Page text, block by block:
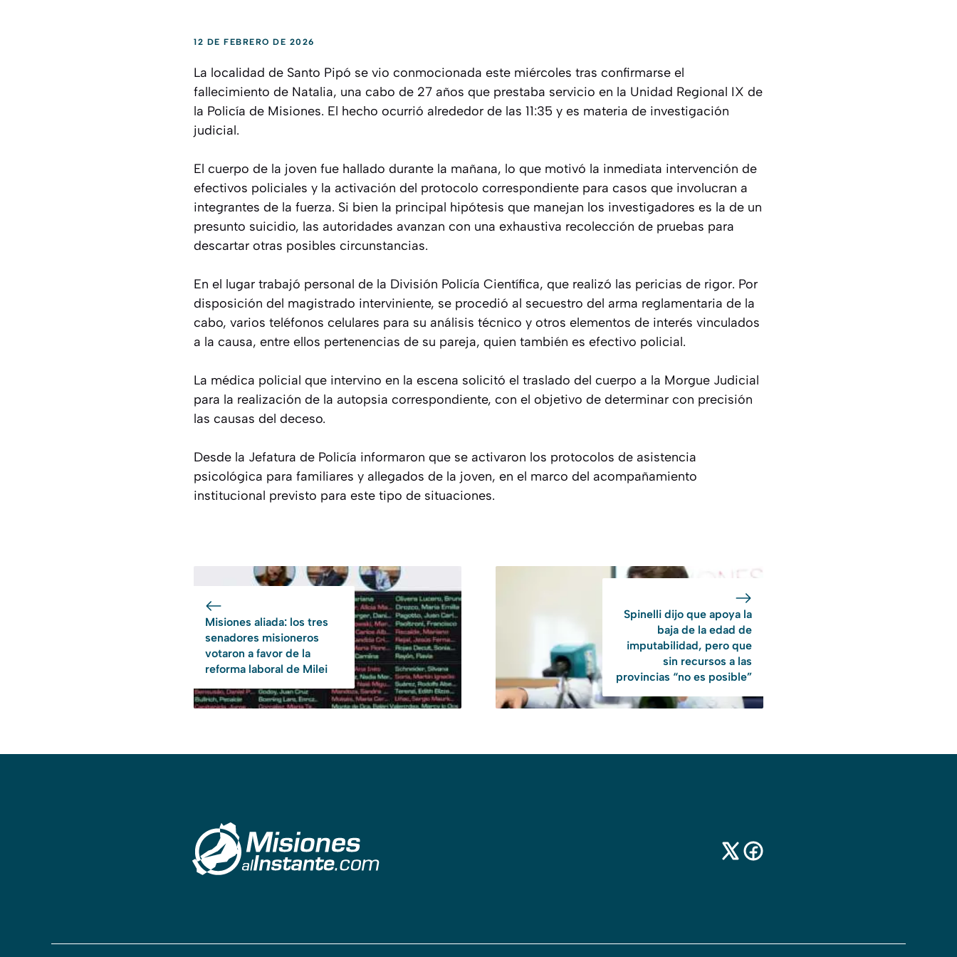
12 DE FEBRERO DE 2026
La localidad de Santo Pipó se vio conmocionada este miércoles tras confirmarse el
fallecimiento de Natalia, una cabo de 27 años que prestaba servicio en la Unidad Regional IX de
la Policía de Misiones. El hecho ocurrió alrededor de las 11:35 y es materia de investigación
judicial.
El cuerpo de la joven fue hallado durante la mañana, lo que motivó la inmediata intervención de
efectivos policiales y la activación del protocolo correspondiente para casos que involucran a
integrantes de la fuerza. Si bien la principal hipótesis que manejan los investigadores es la de un
presunto suicidio, las autoridades avanzan con una exhaustiva recolección de pruebas para
descartar otras posibles circunstancias.
En el lugar trabajó personal de la División Policía Científica, que realizó las pericias de rigor. Por
disposición del magistrado interviniente, se procedió al secuestro del arma reglamentaria de la
cabo, varios teléfonos celulares para su análisis técnico y otros elementos de interés vinculados
a la causa, entre ellos pertenencias de su pareja, quien también es efectivo policial.
La médica policial que intervino en la escena solicitó el traslado del cuerpo a la Morgue Judicial
para la realización de la autopsia correspondiente, con el objetivo de determinar con precisión
las causas del deceso.
Desde la Jefatura de Policía informaron que se activaron los protocolos de asistencia
psicológica para familiares y allegados de la joven, en el marco del acompañamiento
institucional previsto para este tipo de situaciones.
Misiones aliada: los tres
senadores misioneros
votaron a favor de la
reforma laboral de Milei
Spinelli dijo que apoya la
baja de la edad de
imputabilidad, pero que
sin recursos a las
provincias “no es posible”